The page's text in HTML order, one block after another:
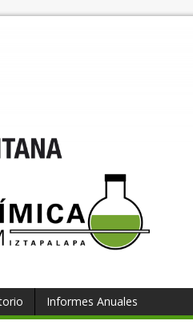
Informes Anuales